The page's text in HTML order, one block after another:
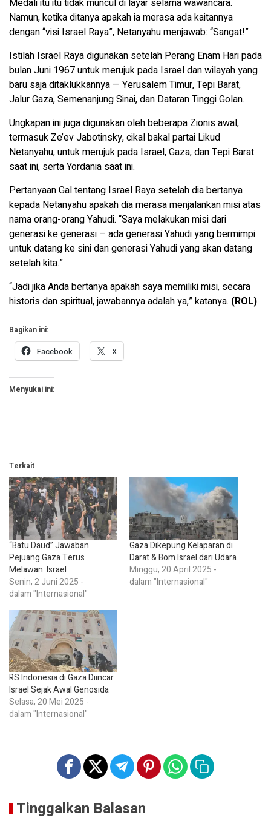
Medali itu itu tidak muncul di layar selama wawancara.
Namun, ketika ditanya apakah ia merasa ada kaitannya
dengan “visi Israel Raya”, Netanyahu menjawab: “Sangat!”
Istilah Israel Raya digunakan setelah Perang Enam Hari pada
bulan Juni 1967 untuk merujuk pada Israel dan wilayah yang
baru saja ditaklukkannya — Yerusalem Timur, Tepi Barat,
Jalur Gaza, Semenanjung Sinai, dan Dataran Tinggi Golan.
Ungkapan ini juga digunakan oleh beberapa Zionis awal,
termasuk Ze’ev Jabotinsky, cikal bakal partai Likud
Netanyahu, untuk merujuk pada Israel, Gaza, dan Tepi Barat
saat ini, serta Yordania saat ini.
Pertanyaan Gal tentang Israel Raya setelah dia bertanya
kepada Netanyahu apakah dia merasa menjalankan misi atas
nama orang-orang Yahudi. “Saya melakukan misi dari
generasi ke generasi – ada generasi Yahudi yang bermimpi
untuk datang ke sini dan generasi Yahudi yang akan datang
setelah kita.”
“Jadi jika Anda bertanya apakah saya memiliki misi, secara
historis dan spiritual, jawabannya adalah ya,” katanya. (ROL)
Bagikan ini:
Facebook X
Menyukai ini:
Terkait
“Batu Daud” Jawaban
Pejuang Gaza Terus
Melawan Israel
Senin, 2 Juni 2025 -
dalam "Internasional"
Gaza Dikepung Kelaparan di
Darat & Bom Israel dari Udara
Minggu, 20 April 2025 -
dalam "Internasional"
RS Indonesia di Gaza Diincar
Israel Sejak Awal Genosida
Selasa, 20 Mei 2025 -
dalam "Internasional"
Tinggalkan Balasan